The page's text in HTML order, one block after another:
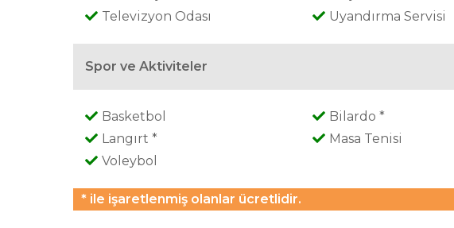
Televizyon Odası
Uyandırma Servisi
Spor ve Aktiviteler
Basketbol Bilardo *
Langırt *
Masa Tenisi
Voleybol
* ile işaretlenmiş olanlar ücretlidir.